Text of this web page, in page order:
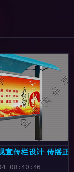
宣传栏设计 传播正
08:40:46